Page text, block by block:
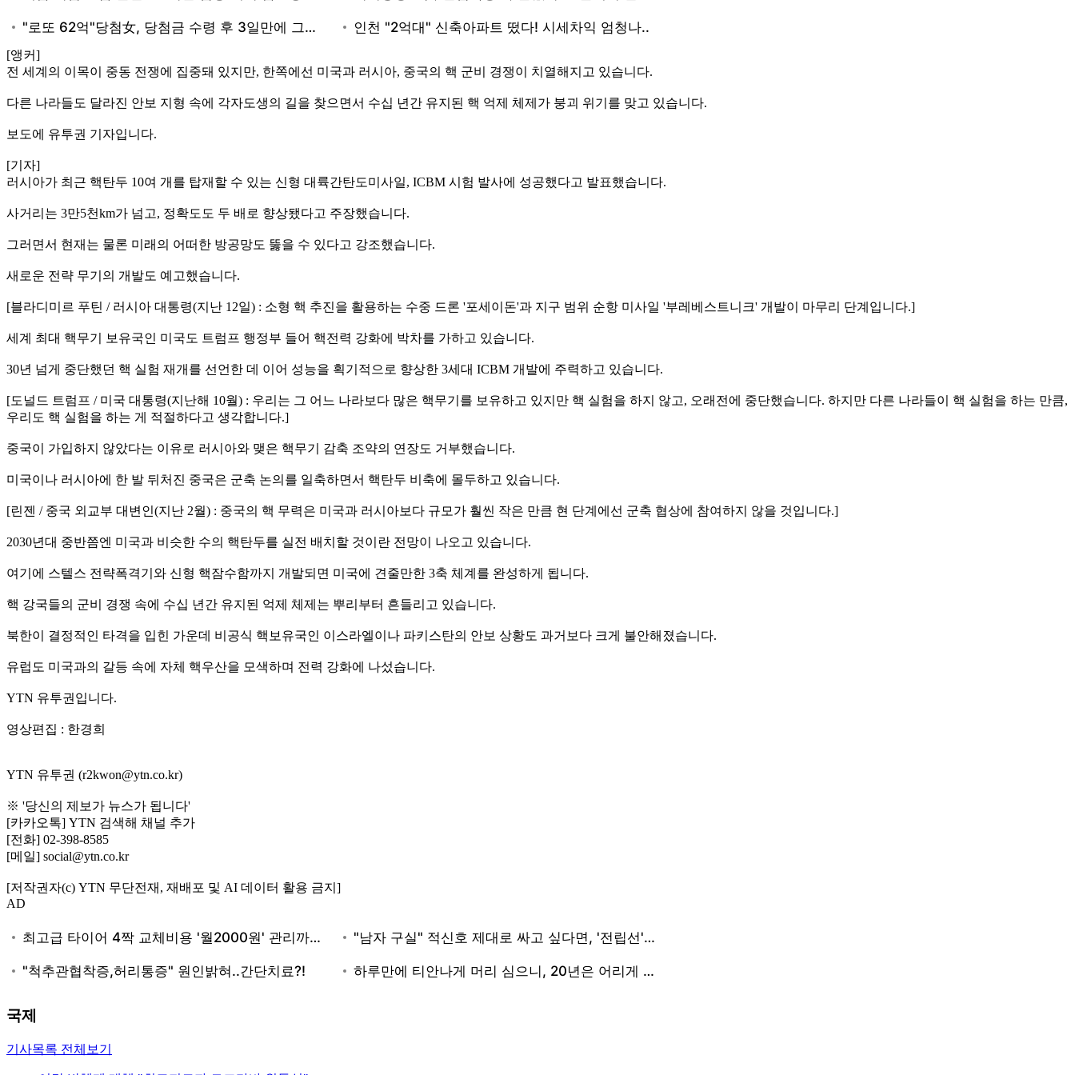
[앵커]
전 세계의 이목이 중동 전쟁에 집중돼 있지만, 한쪽에선 미국과 러시아, 중국의 핵 군비 경쟁이 치열해지고 있습니다.
다른 나라들도 달라진 안보 지형 속에 각자도생의 길을 찾으면서 수십 년간 유지된 핵 억제 체제가 붕괴 위기를 맞고 있습니다.
보도에 유투권 기자입니다.
[기자]
러시아가 최근 핵탄두 10여 개를 탑재할 수 있는 신형 대륙간탄도미사일, ICBM 시험 발사에 성공했다고 발표했습니다.
사거리는 3만5천km가 넘고, 정확도도 두 배로 향상됐다고 주장했습니다.
그러면서 현재는 물론 미래의 어떠한 방공망도 뚫을 수 있다고 강조했습니다.
새로운 전략 무기의 개발도 예고했습니다.
[블라디미르 푸틴 / 러시아 대통령(지난 12일) : 소형 핵 추진을 활용하는 수중 드론 '포세이돈'과 지구 범위 순항 미사일 '부레베스트니크' 개발이 마무리 단계입니다.]
세계 최대 핵무기 보유국인 미국도 트럼프 행정부 들어 핵전력 강화에 박차를 가하고 있습니다.
30년 넘게 중단했던 핵 실험 재개를 선언한 데 이어 성능을 획기적으로 향상한 3세대 ICBM 개발에 주력하고 있습니다.
[도널드 트럼프 / 미국 대통령(지난해 10월) : 우리는 그 어느 나라보다 많은 핵무기를 보유하고 있지만 핵 실험을 하지 않고, 오래전에 중단했습니다. 하지만 다른 나라들이 핵 실험을 하는 만큼,
우리도 핵 실험을 하는 게 적절하다고 생각합니다.]
중국이 가입하지 않았다는 이유로 러시아와 맺은 핵무기 감축 조약의 연장도 거부했습니다.
미국이나 러시아에 한 발 뒤처진 중국은 군축 논의를 일축하면서 핵탄두 비축에 몰두하고 있습니다.
[린젠 / 중국 외교부 대변인(지난 2월) : 중국의 핵 무력은 미국과 러시아보다 규모가 훨씬 작은 만큼 현 단계에선 군축 협상에 참여하지 않을 것입니다.]
2030년대 중반쯤엔 미국과 비슷한 수의 핵탄두를 실전 배치할 것이란 전망이 나오고 있습니다.
여기에 스텔스 전략폭격기와 신형 핵잠수함까지 개발되면 미국에 견줄만한 3축 체계를 완성하게 됩니다.
핵 강국들의 군비 경쟁 속에 수십 년간 유지된 억제 체제는 뿌리부터 흔들리고 있습니다.
북한이 결정적인 타격을 입힌 가운데 비공식 핵보유국인 이스라엘이나 파키스탄의 안보 상황도 과거보다 크게 불안해졌습니다.
유럽도 미국과의 갈등 속에 자체 핵우산을 모색하며 전력 강화에 나섰습니다.
YTN 유투권입니다.
영상편집 : 한경희
YTN 유투권 (r2kwon@ytn.co.kr)
※ '당신의 제보가 뉴스가 됩니다'
[카카오톡] YTN 검색해 채널 추가
[전화] 02-398-8585
[메일] social@ytn.co.kr
[저작권자(c) YTN 무단전재, 재배포 및 AI 데이터 활용 금지]
AD
국제
기사목록 전체보기